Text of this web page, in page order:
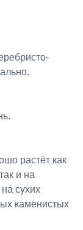
растёт как
и на
сухих
каменистых